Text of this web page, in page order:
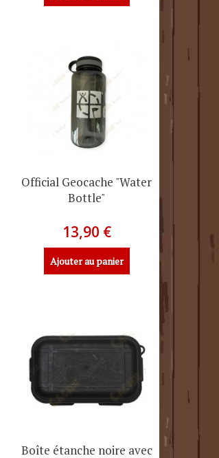
Official Geocache "Water
Bottle"
13,90 €
Ajouter au panier
Boîte étanche noire avec